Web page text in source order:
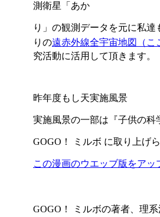
測衛星「あか
り」の観測データを元に私
りの遠赤外線全宇宙地図（こ
究活動に活用して頂きます。
昨年度もし天実施風景
実施風景の一部は 『子供の
GOGO！ ミルボ に取り上げ
この漫画のウエッブ版をアッ
GOGO！ ミルボの著者、理